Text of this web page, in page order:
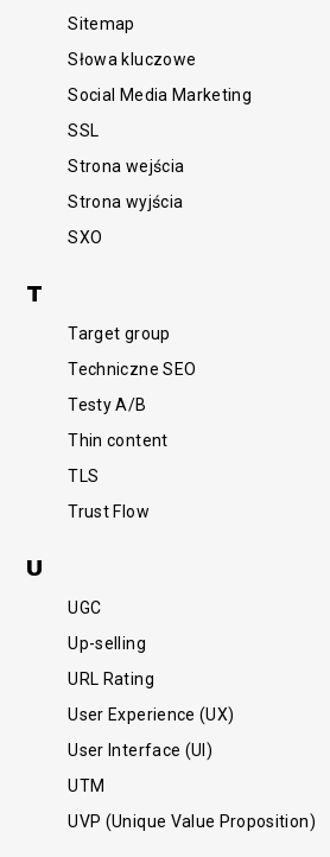
Sitemap
Słowa kluczowe
Social Media Marketing
SSL
Strona wejścia
Strona wyjścia
SXO
T
Target group
Techniczne SEO
Testy A/B
Thin content
TLS
Trust Flow
U
UGC
Up-selling
URL Rating
User Experience (UX)
User Interface (UI)
UTM
UVP (Unique Value Proposition)